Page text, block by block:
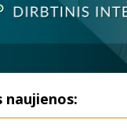
naujienos: